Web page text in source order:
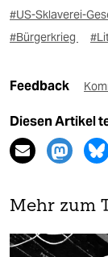
#US-Sklaverei-
#Bürgerkrieg
Feedback
Diesen Artikel
Mehr zum